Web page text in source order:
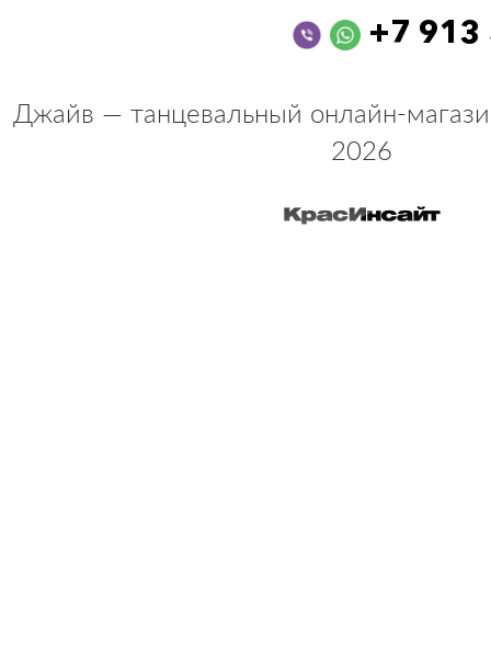
+7
Джайв — танцевальный онлайн-
2026